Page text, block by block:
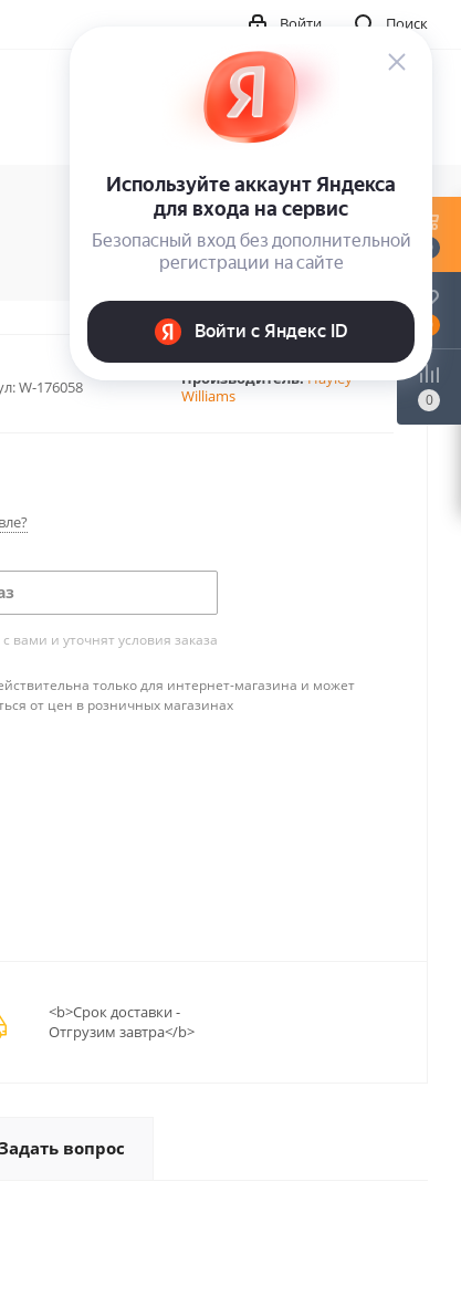
Поиск
Войти
W-176058 Производитель:Hayley
Williams
и уточнят условия заказа
только для интернет-магазина и может
от цен в розничных магазинах
<b>Срок доставки -
Отгрузим завтра</b>
вопрос
0
0
0